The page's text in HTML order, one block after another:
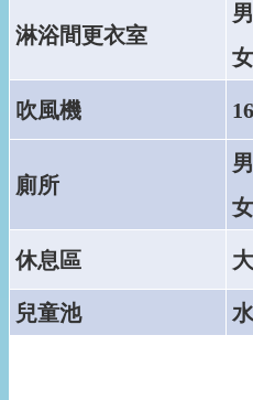
淋浴間更衣室
吹風機
廁所
休息區
兒童池